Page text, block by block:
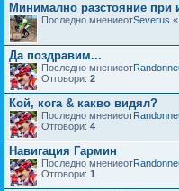
Минимално разстояние при
Последно мнениеотSeverus «
Да поздравим...
Последно мнениеот
Отговори: 2
Кой, кога & какво видял?
Последно мнениеот
Отговори: 4
Навигация Гармин
Последно мнениеот
Отговори: 1